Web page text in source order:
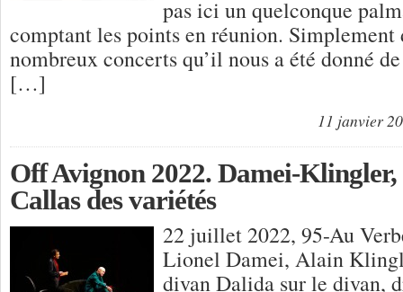
pas ici un quelconque
comptant les points en réunion. Simplement
nombreux concerts qu’il nous a été donné
[…]
11 janvier
Off Avignon 2022. Damei-
Callas des variétés
22 juillet 2022, 95-Au
Lionel Damei, Alain
divan Dalida sur le divan,